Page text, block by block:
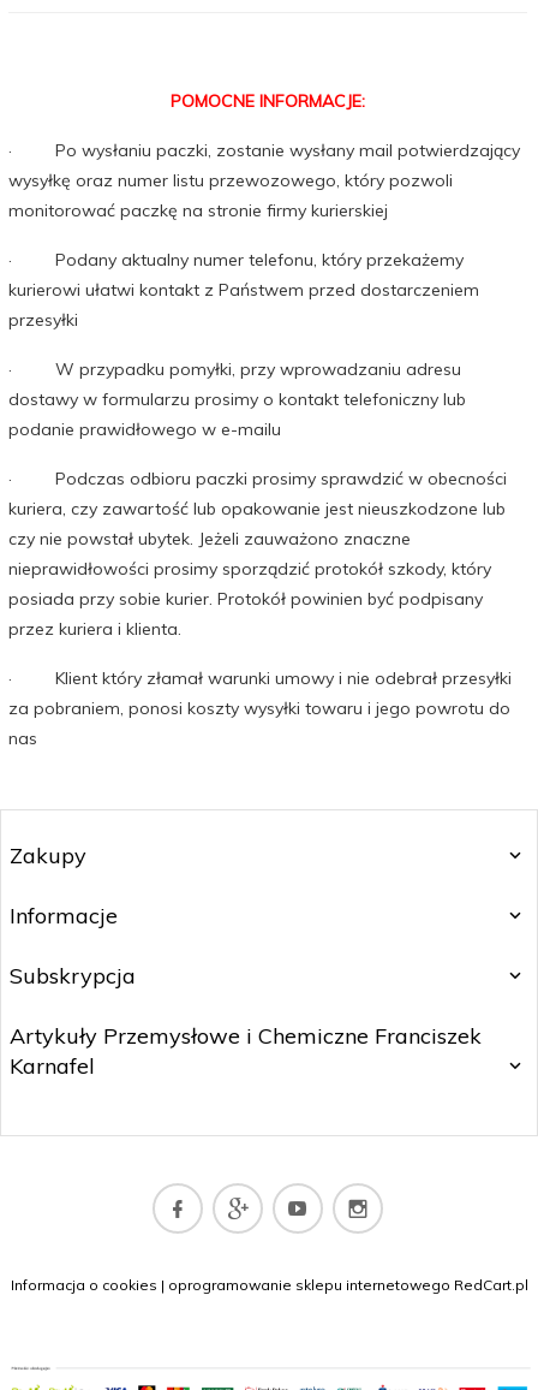
POMOCNE INFORMACJE:
· Po wysłaniu paczki, zostanie wysłany mail potwierdzający
wysyłkę oraz numer listu przewozowego, który pozwoli
monitorować paczkę na stronie firmy kurierskiej
· Podany aktualny numer telefonu, który przekażemy
kurierowi ułatwi kontakt z Państwem przed dostarczeniem
przesyłki
· W przypadku pomyłki, przy wprowadzaniu adresu
dostawy w formularzu prosimy o kontakt telefoniczny lub
podanie prawidłowego w e-mailu
· Podczas odbioru paczki prosimy sprawdzić w obecności
kuriera, czy zawartość lub opakowanie jest nieuszkodzone lub
czy nie powstał ubytek. Jeżeli zauważono znaczne
nieprawidłowości prosimy sporządzić protokół szkody, który
posiada przy sobie kurier. Protokół powinien być podpisany
przez kuriera i klienta.
· Klient który złamał warunki umowy i nie odebrał przesyłki
za pobraniem, ponosi koszty wysyłki towaru i jego powrotu do
nas
Zakupy
Informacje
Subskrypcja
Artykuły Przemysłowe i Chemiczne Franciszek
Karnafel
sklep@dywany.top
Informacja o cookies | oprogramowanie sklepu internetowego RedCart.pl